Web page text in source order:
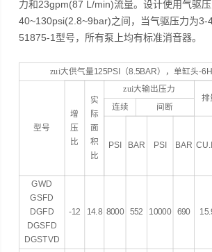
力和23gpm(87 L/min)流量。设计使用气驱
40~130psi(2.8~9bar)之间，当气驱压力为3-
51875-1型号，所有泵上均有标准消音器。
zui大供气量125PSI （8.5BAR），单缸头-
型号
增
压
比
实
际
面
积
比
zui大输出压力
排
连续
间断
PSI BAR PSI BAR
GWD
GSFD
DGFD
DGSFD
DGSTVD
-12 14.8 8000 552 10000 690